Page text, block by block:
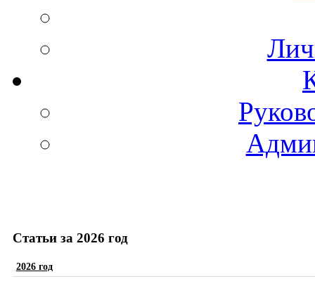
Статьи за 2026 год
2026 год